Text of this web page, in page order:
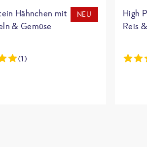
Hähnchen mit
& Gemüse
NEU
(1)
High
Reis